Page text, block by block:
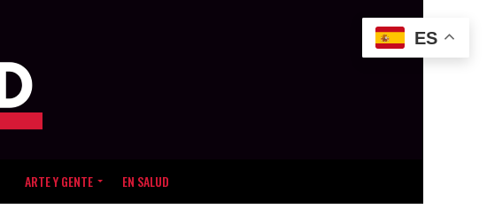
ARTE Y GENTE EN SALUD
ES